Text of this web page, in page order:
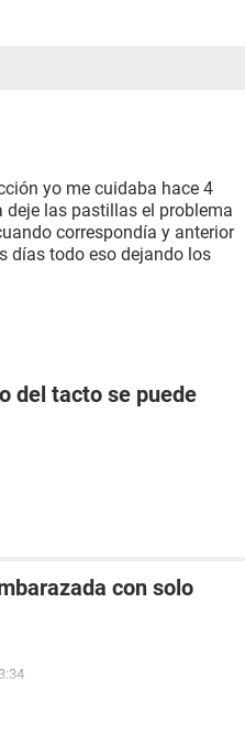
yo me cuidaba hace 4
las pastillas el problema
correspondía y anterior
días todo eso dejando los
del tacto se puede
con solo